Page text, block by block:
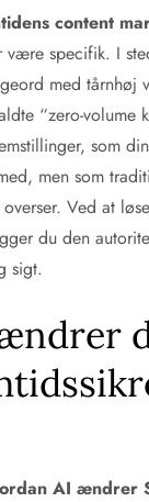
content
specifik. I
med tårnhøj
“zero-volume
som
men som
Ved at
du den
sigt.
AI ændrer